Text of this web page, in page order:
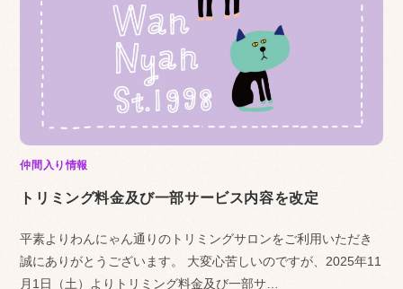
仲間入り情報
トリミング料金及び一部サービス内容を改定
平素よりわんにゃん通りのトリミングサロンをご利用いただき
誠にありがとうございます。 大変心苦しいのですが、2025年11
月1日（土）よりトリミング料金及び一部サ…